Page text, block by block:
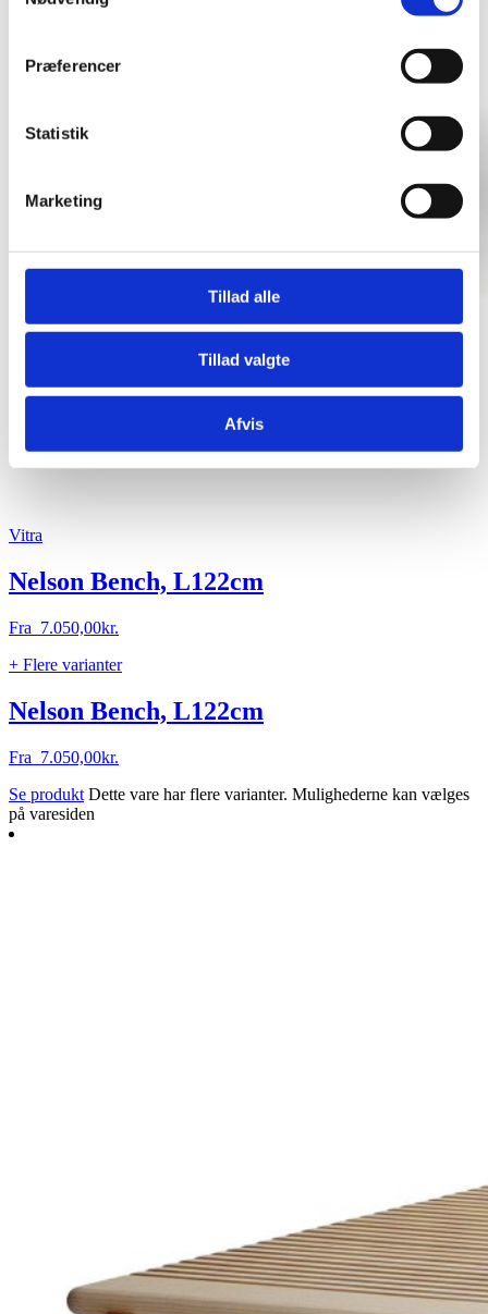
Præferencer
Statistik
Marketing
Tillad alle
Tillad valgte
Afvis
Vitra
Nelson Bench, L122cm
Fra 7.050,00kr.
+ Flere varianter
Nelson Bench, L122cm
Fra 7.050,00kr.
Se produkt Dette vare har flere varianter. Mulighederne kan vælges
på varesiden